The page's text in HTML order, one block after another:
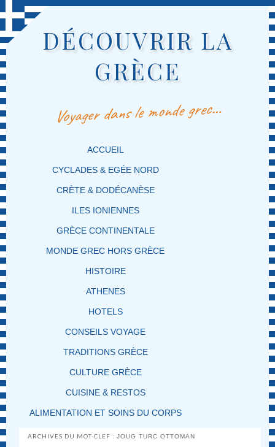
DÉCOUVRIR LA
GRÈCE
Voyager dans le monde grec…
MENU PRINCIPAL
MASQUER LA NAVIGATION PRINCIPALE
MASQUER LA NAVIGATION SECONDAIRE
ACCUEIL
CYCLADES & EGÉE NORD
CRÈTE & DODÉCANÈSE
ILES IONIENNES
GRÈCE CONTINENTALE
MONDE GREC HORS GRÈCE
HISTOIRE
ATHENES
HOTELS
CONSEILS VOYAGE
TRADITIONS GRÈCE
CULTURE GRÈCE
CUISINE & RESTOS
ALIMENTATION ET SOINS DU CORPS
ARCHIVES DU MOT-CLEF :JOUG TURC OTTOMAN